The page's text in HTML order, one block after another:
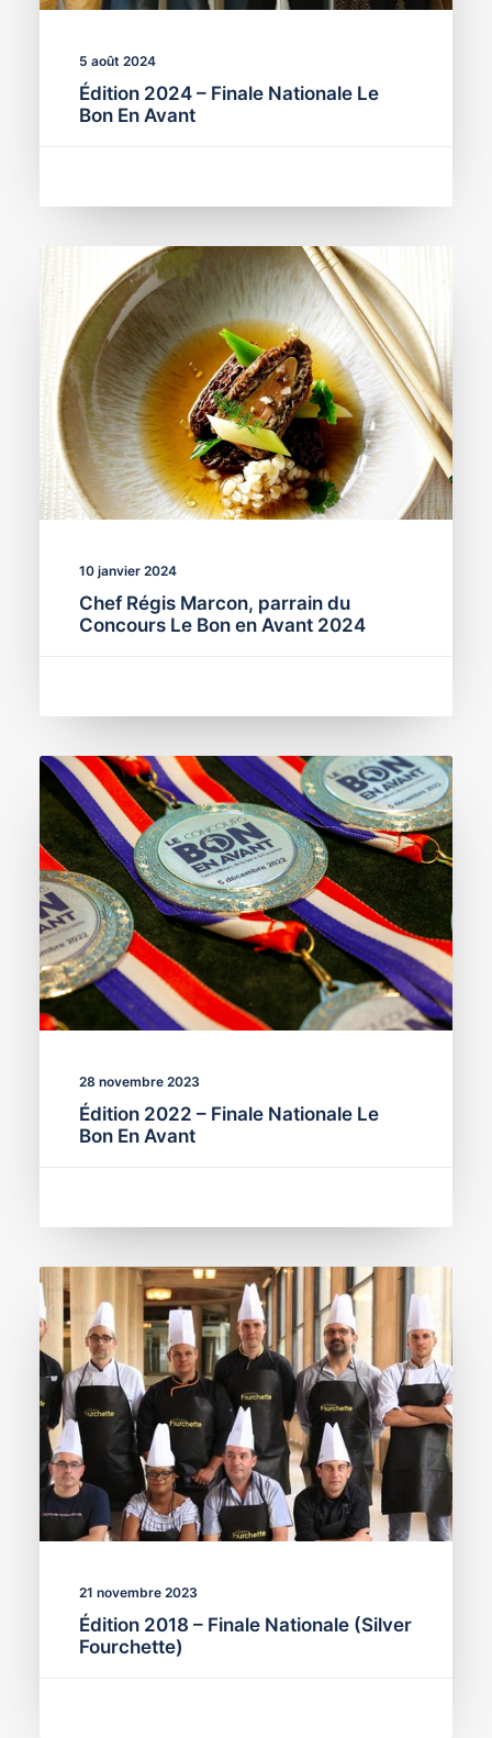
5 août 2024
Édition 2024 – Finale Nationale Le
Bon En Avant
10 janvier 2024
Chef Régis Marcon, parrain du
Concours Le Bon en Avant 2024
28 novembre 2023
Édition 2022 – Finale Nationale Le
Bon En Avant
21 novembre 2023
Édition 2018 – Finale Nationale (Silver
Fourchette)